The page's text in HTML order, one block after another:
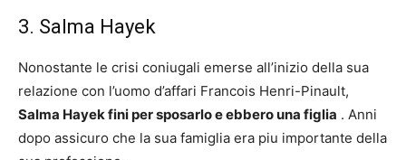
3. Salma Hayek
Nonostante le crisi coniugali emerse all’inizio della sua
relazione con l’uomo d’affari Francois Henri-Pinault,
Salma Hayek fini per sposarlo e ebbero una figlia . Anni
dopo assicuro che la sua famiglia era piu importante della